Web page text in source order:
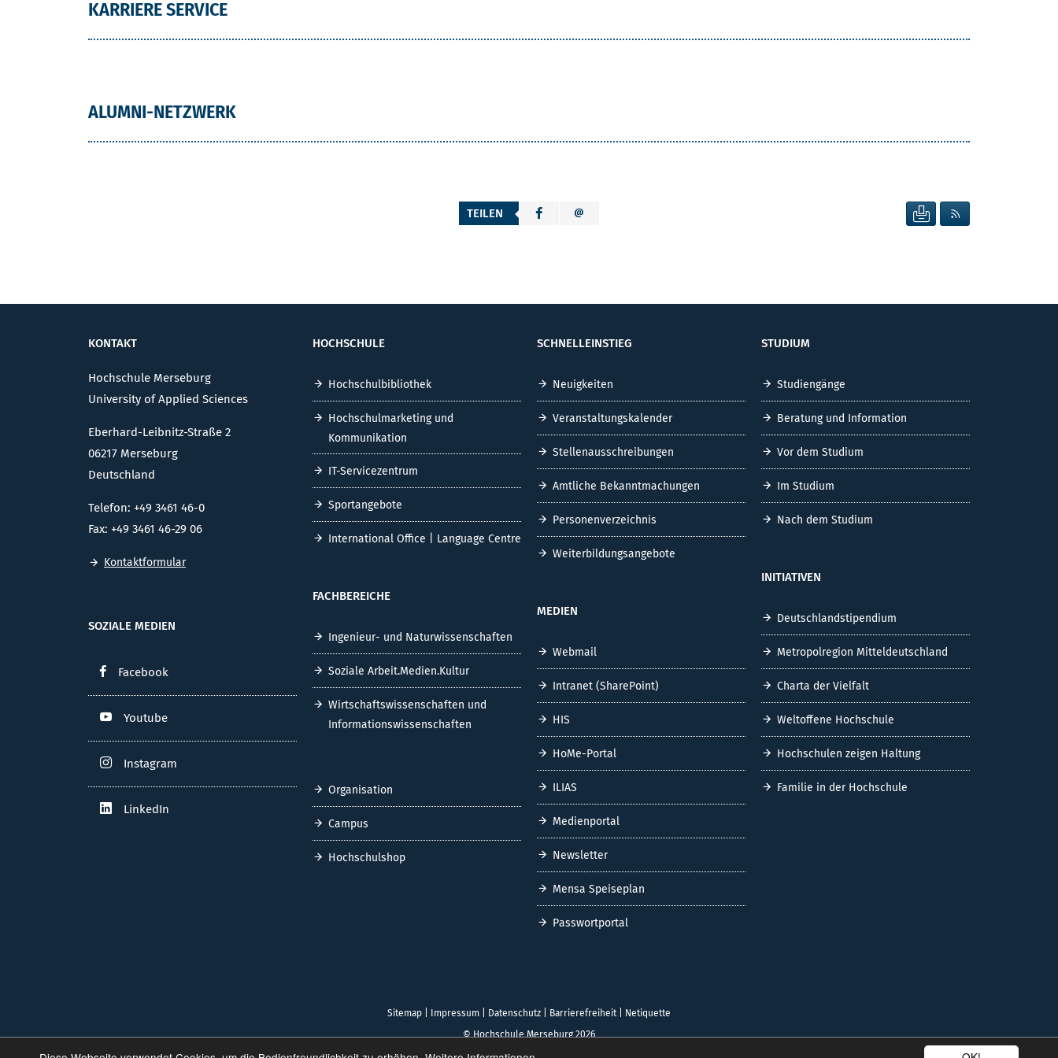
KARRIERE SERVICE
ALUMNI-NETZWERK
TEILEN SEITE DRUCKEN
KONTAKT
Hochschule Merseburg
University of Applied Sciences
Eberhard-Leibnitz-Straße 2
06217 Merseburg
Deutschland
Telefon: +49 3461 46-0
Fax: +49 3461 46-29 06
Kontaktformular
SOZIALE MEDIEN
Facebook
Youtube
Instagram
LinkedIn
HOCHSCHULE
Hochschulbibliothek
Hochschulmarketing und
Kommunikation
IT-Servicezentrum
Sportangebote
International Office | Language Centre
FACHBEREICHE
Ingenieur- und Naturwissenschaften
Soziale Arbeit.Medien.Kultur
Wirtschaftswissenschaften und
Informationswissenschaften
Organisation
Campus
Hochschulshop
SCHNELLEINSTIEG
Neuigkeiten
Veranstaltungskalender
Stellenausschreibungen
Amtliche Bekanntmachungen
Personenverzeichnis
Weiterbildungsangebote
MEDIEN
Webmail
Intranet (SharePoint)
HIS
HoMe-Portal
ILIAS
Medienportal
Newsletter
Mensa Speiseplan
Passwortportal
STUDIUM
Studiengänge
Beratung und Information
Vor dem Studium
Im Studium
Nach dem Studium
INITIATIVEN
Deutschlandstipendium
Metropolregion Mitteldeutschland
Charta der Vielfalt
Weltoffene Hochschule
Hochschulen zeigen Haltung
Familie in der Hochschule
Sitemap Impressum Datenschutz Barrierefreiheit|
Netiquette
© Hochschule Merseburg 2026